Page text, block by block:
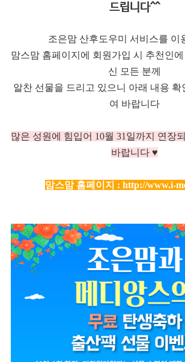
드립니다^^
조은맘 산후도우미 서비스를 이
맘스맘 홈페이지에 회원가입 시 추천인
신 모든 분께
알찬 선물을 드리고 있으니 아래 내용 확
여 바랍니다
많은 성원에 힘입어 10월 31일까지 연장
바랍니다 ♥
맘스맘 홈페이지 : http://www.i-